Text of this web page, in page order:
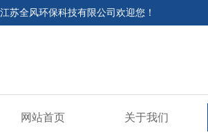
江苏全风环保科技有限公司欢迎您！
网站首页 关于我们